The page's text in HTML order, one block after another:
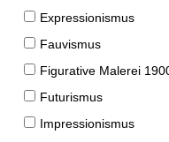
Expressionismus
Fauvismus
Figurative Malerei
Futurismus
Impressionismus